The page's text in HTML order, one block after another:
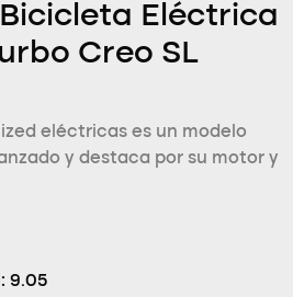
Eléctrica
Creo SL
eléctricas es un modelo
y destaca por su motor y
9.05